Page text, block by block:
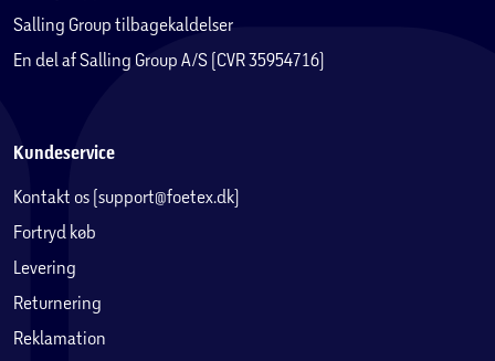
Salling Group tilbagekaldelser
En del af Salling Group A/S (CVR 35954716)
Kundeservice
Kontakt os (support@foetex.dk)
Fortryd køb
Levering
Returnering
Reklamation